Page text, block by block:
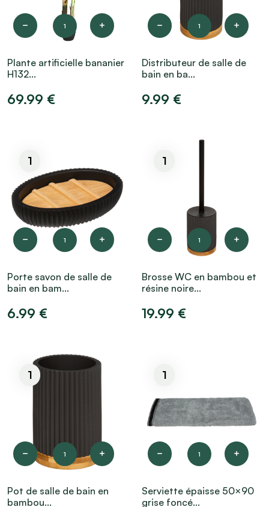
1
Plante artificielle bananier
H132...
69.99 €
1
Distributeur de salle de
bain en ba...
9.99 €
1
1
Porte savon de salle de
bain en bam...
6.99 €
1
1
Brosse WC en bambou et
résine noire...
19.99 €
1
1
Pot de salle de bain en
bambou...
1
1
Serviette épaisse 50×90
grise foncé...